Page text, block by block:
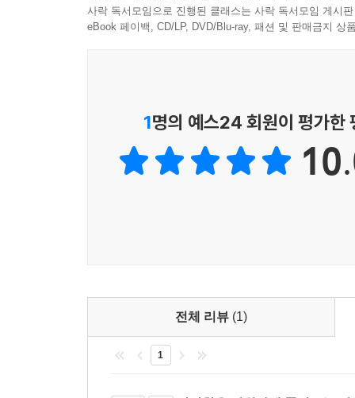
“나의 천박이 나의 금박임을 잊지 않게 해주소서”
시인은 눈의 기능을 잃어가면서, 응시에 사로
―해설 「언데드의 말, 시(詩)」 부분
2011년, 『경남신문』 인터뷰에서 시인은 스스
날것의 언어 그 자체인 듯하다. 우리는 진실되
어렵고, 억압과 폭력이 “무서워서가 아니라 더러
사락 독서모임으로 진행된 클래스는 사락 독서모임 게시
eBook 페이백, CD/LP, DVD/Blu-ray, 패션 및 판매금지 상
1명의 예스24 회원이 평가한
전체 리뷰 (1)
1